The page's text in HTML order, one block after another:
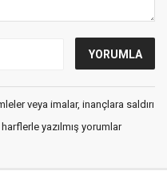
veya imalar, inançlara saldırı
yazılmış yorumlar